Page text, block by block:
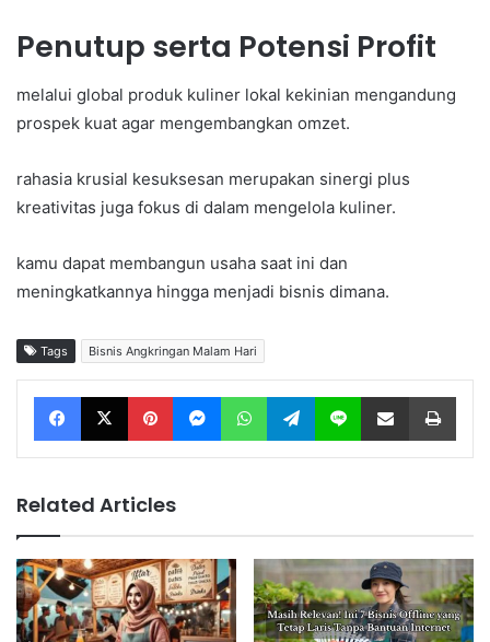
Penutup serta Potensi Profit
melalui global produk kuliner lokal kekinian mengandung
prospek kuat agar mengembangkan omzet.
rahasia krusial kesuksesan merupakan sinergi plus
kreativitas juga fokus di dalam mengelola kuliner.
kamu dapat membangun usaha saat ini dan
meningkatkannya hingga menjadi bisnis dimana.
Tags Bisnis Angkringan Malam Hari
Facebook X Pinterest Messenger WhatsApp Telegram Line Share via Email
Related Articles